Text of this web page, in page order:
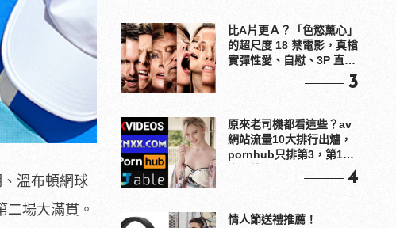
溫布頓網球
場大滿貫。
比A片更Ａ？「色慾薰心」
的超尺度 18 禁電影，真槍
實彈性愛、自慰、3P 直接
3
原來老司機都看這些？av
網站流量10大排行出爐，
pornhub只排第3，第1名
4
情人節送禮推薦！